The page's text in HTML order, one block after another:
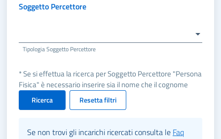
Soggetto Percettore
Tipologia Soggetto Percettore
* Se si effettua la ricerca per Soggetto Percettore "Persona
Fisica" è necessario inserire sia il nome che il cognome
Ricerca Resetta filtri
Se non trovi gli incarichi ricercati consulta le Faq